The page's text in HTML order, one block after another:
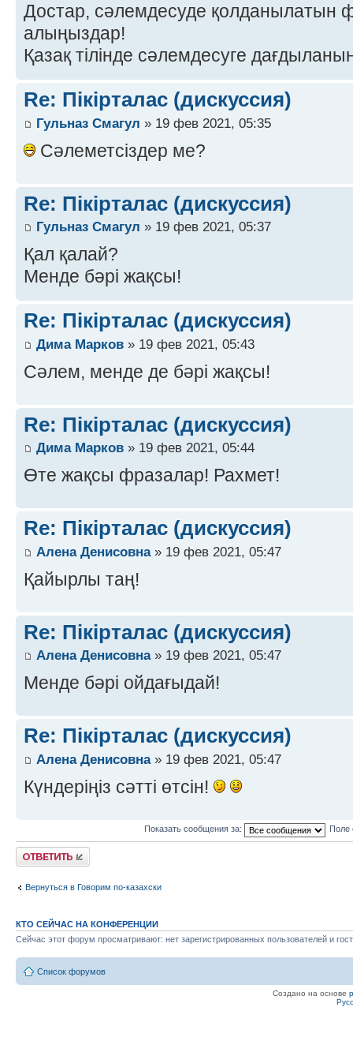
Достар, сәлемдесуде қолданылатын
алыңыздар!
Қазақ тілінде сәлемдесуге
Re: Пікірталас (дискуссия)
Гульназ Смагул » 19 фев 2021, 05:35
Сәлеметсіздер ме?
Re: Пікірталас (дискуссия)
Гульназ Смагул » 19 фев 2021, 05:37
Қал қалай?
Менде бәрі жақсы!
Re: Пікірталас (дискуссия)
Дима Марков » 19 фев 2021, 05:43
Сәлем, менде де бәрі жақсы!
Re: Пікірталас (дискуссия)
Дима Марков » 19 фев 2021, 05:44
Өте жақсы фразалар! Рахмет!
Re: Пікірталас (дискуссия)
Алена Денисовна» 19 фев 2021, 05:47
Қайырлы таң!
Re: Пікірталас (дискуссия)
Алена Денисовна» 19 фев 2021, 05:47
Менде бәрі ойдағыдай!
Re: Пікірталас (дискуссия)
Алена Денисовна» 19 фев 2021, 05:47
Күндеріңіз сәтті өтсін!
Показать сообщения за: Поле
Ответить
Вернуться в Говорим по-казахски
КТО СЕЙЧАС НА КОНФЕРЕНЦИИ
Сейчас этот форум просматривают: нет зарегистрированных пользователей и
Список форумов
Создано на основе